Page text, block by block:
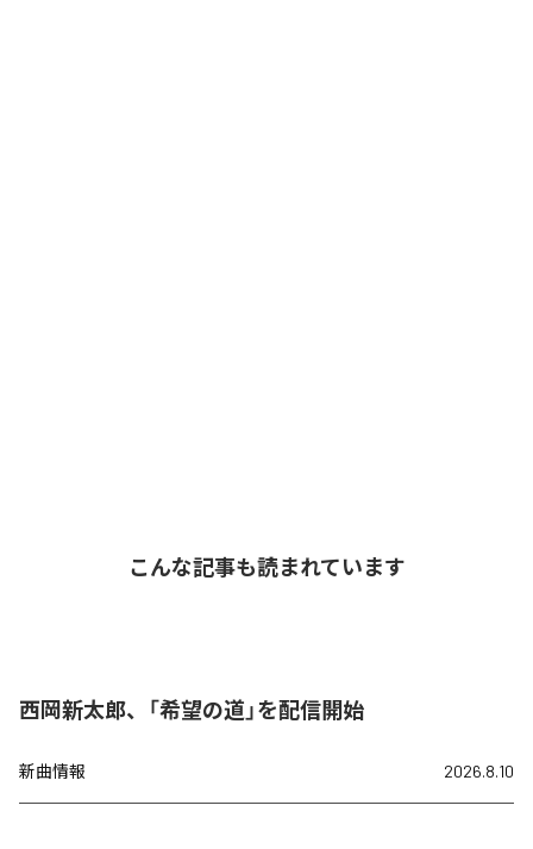
こんな記事も読まれています
西岡新太郎、「希望の道」を配信開始
新曲情報 2026.8.10